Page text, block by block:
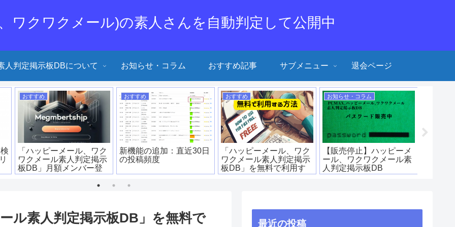
ワクワクメール)の素人さんを自動判定して公開中
人判定掲示板DBについて お知らせ・コラム おすすめ記事 サブメニュー 退会ページ
おすすめ
「ハッピーメール、ワク
ワクメール素人判定掲示
板DB」月額メンバー登
録ページ
おすすめ
新機能の追加：直近30日
の投稿頻度
おすすめ
「ハッピーメール、ワク
ワクメール素人判定掲示
板DB」を無料で利用す
る方法
お知らせ・コラム
【販売停止】ハッピーメ
ール、ワクワクメール素
人判定掲示板DB
2024/04/01~2024/04/30
ル素人判定掲示板DB」を無料で 最近の投稿